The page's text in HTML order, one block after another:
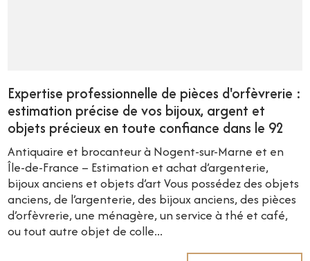
Expertise professionnelle de pièces d'orfèvrerie :
estimation précise de vos bijoux, argent et
objets précieux en toute confiance dans le 92
Antiquaire et brocanteur à Nogent-sur-Marne et en
Île-de-France – Estimation et achat d’argenterie,
bijoux anciens et objets d’art Vous possédez des objets
anciens, de l’argenterie, des bijoux anciens, des pièces
d’orfèvrerie, une ménagère, un service à thé et café,
ou tout autre objet de colle...